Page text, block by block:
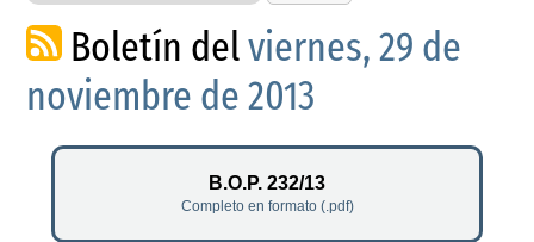
Boletín delviernes, 29 de
noviembre de 2013
B.O.P. 232/13
Completo en formato (.pdf)